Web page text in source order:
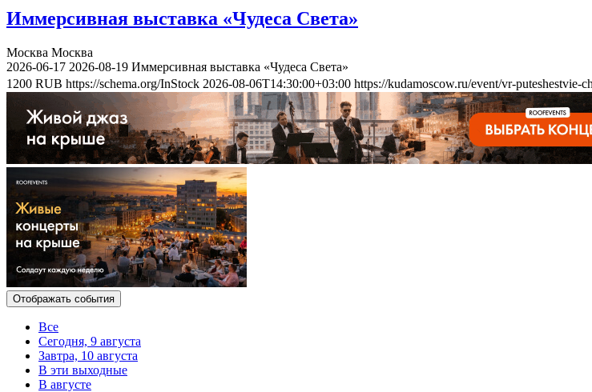
Иммерсивная выставка «Чудеса Света»
Москва Москва
2026-06-17 2026-08-19 Иммерсивная выставка «Чудеса Света»
1200 RUB https://schema.org/InStock 2026-08-06T14:30:00+03:00 https://kudamoscow.ru/event/vr-puteshestvie-
Отображать события
Все
Сегодня, 9 августа
Завтра, 10 августа
В эти выходные
В августе